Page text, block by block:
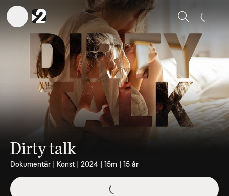
Sök
Dirty talk
Dokumentär | Konst | 2024 | 15m | 15 år